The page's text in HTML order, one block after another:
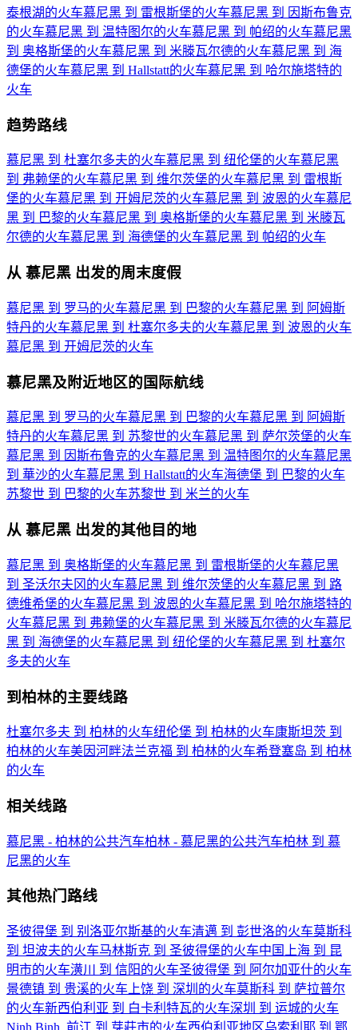
泰根湖的火车慕尼黑 到 雷根斯堡的火车慕尼黑 到 因斯布鲁克
的火车慕尼黑 到 温特图尔的火车慕尼黑 到 帕绍的火车慕尼黑
到 奥格斯堡的火车慕尼黑 到 米滕瓦尔德的火车慕尼黑 到 海
德堡的火车慕尼黑 到 Hallstatt的火车慕尼黑 到 哈尔施塔特的
火车
趋势路线
慕尼黑 到 杜塞尔多夫的火车慕尼黑 到 纽伦堡的火车慕尼黑
到 弗赖堡的火车慕尼黑 到 维尔茨堡的火车慕尼黑 到 雷根斯
堡的火车慕尼黑 到 开姆尼茨的火车慕尼黑 到 波恩的火车慕尼
黑 到 巴黎的火车慕尼黑 到 奥格斯堡的火车慕尼黑 到 米滕瓦
尔德的火车慕尼黑 到 海德堡的火车慕尼黑 到 帕绍的火车
从 慕尼黑 出发的周末度假
慕尼黑 到 罗马的火车慕尼黑 到 巴黎的火车慕尼黑 到 阿姆斯
特丹的火车慕尼黑 到 杜塞尔多夫的火车慕尼黑 到 波恩的火车
慕尼黑 到 开姆尼茨的火车
慕尼黑及附近地区的国际航线
慕尼黑 到 罗马的火车慕尼黑 到 巴黎的火车慕尼黑 到 阿姆斯
特丹的火车慕尼黑 到 苏黎世的火车慕尼黑 到 萨尔茨堡的火车
慕尼黑 到 因斯布鲁克的火车慕尼黑 到 温特图尔的火车慕尼黑
到 華沙的火车慕尼黑 到 Hallstatt的火车海德堡 到 巴黎的火车
苏黎世 到 巴黎的火车苏黎世 到 米兰的火车
从 慕尼黑 出发的其他目的地
慕尼黑 到 奥格斯堡的火车慕尼黑 到 雷根斯堡的火车慕尼黑
到 圣沃尔夫冈的火车慕尼黑 到 维尔茨堡的火车慕尼黑 到 路
德维希堡的火车慕尼黑 到 波恩的火车慕尼黑 到 哈尔施塔特的
火车慕尼黑 到 弗赖堡的火车慕尼黑 到 米滕瓦尔德的火车慕尼
黑 到 海德堡的火车慕尼黑 到 纽伦堡的火车慕尼黑 到 杜塞尔
多夫的火车
到柏林的主要线路
杜塞尔多夫 到 柏林的火车纽伦堡 到 柏林的火车康斯坦茨 到
柏林的火车美因河畔法兰克福 到 柏林的火车希登塞岛 到 柏林
的火车
相关线路
慕尼黑 - 柏林的公共汽车柏林 - 慕尼黑的公共汽车柏林 到 慕
尼黑的火车
其他热门路线
圣彼得堡 到 别洛亚尔斯基的火车清邁 到 彭世洛的火车莫斯科
到 坦波夫的火车马林斯克 到 圣彼得堡的火车中国上海 到 昆
明市的火车潢川 到 信阳的火车圣彼得堡 到 阿尔加亚什的火车
景德镇 到 贵溪的火车 上饶 到 深圳的火车莫斯科 到 萨拉普尔
的火车新西伯利亚 到 白卡利特瓦的火车深圳 到 运城的火车